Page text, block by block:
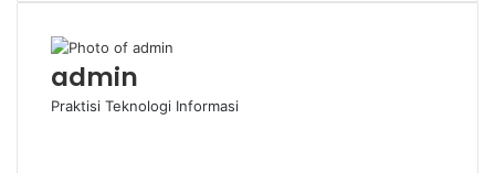
admin
Praktisi Teknologi Informasi